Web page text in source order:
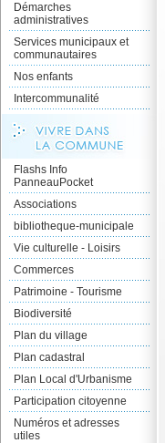
Démarches
administratives
Services municipaux et
communautaires
Nos enfants
Intercommunalité
Flashs Info
PanneauPocket
Associations
bibliotheque-municipale
Vie culturelle - Loisirs
Commerces
Patrimoine - Tourisme
Biodiversité
Plan du village
Plan cadastral
Plan Local d'Urbanisme
Participation citoyenne
Numéros et adresses
utiles